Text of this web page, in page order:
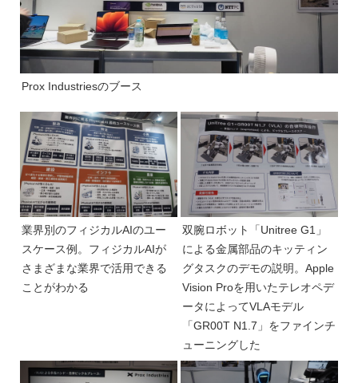
Prox Industriesのブース
業界別のフィジカルAIのユー
スケース例。フィジカルAIが
さまざまな業界で活用できる
ことがわかる
双腕ロボット「Unitree G1」
による金属部品のキッティン
グタスクのデモの説明。Apple
Vision Proを用いたテレオペデ
ータによってVLAモデル
「GR00T N1.7」をファインチ
ューニングした